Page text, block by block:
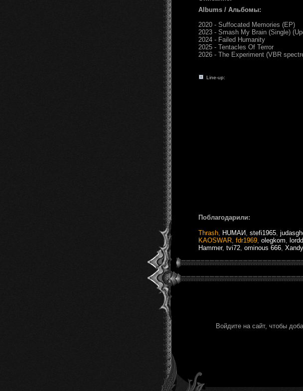
Albums / Альбомы:
2020 - Suffocated Memories (EP)
2023 - Smash My Brain (Single)
2024 - Failed Humanity
2025 - Tentacles Of Terror
2026 - The Experiment (VBR
Line-up:
Поблагодарили:
Thrash HUМАИ stefi1965
KAOSWAR fdr1969 olegkom
Hammer, tvi72 ominous 666
Войдите на сайт, чтобы